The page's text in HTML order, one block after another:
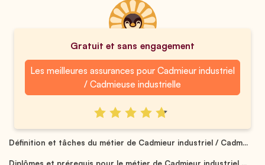
Gratuit et sans engagement
Les meilleures assurances pour Cadmieur industriel
/ Cadmieuse industrielle
Définition et tâches du métier de Cadmieur industriel / Cadm...